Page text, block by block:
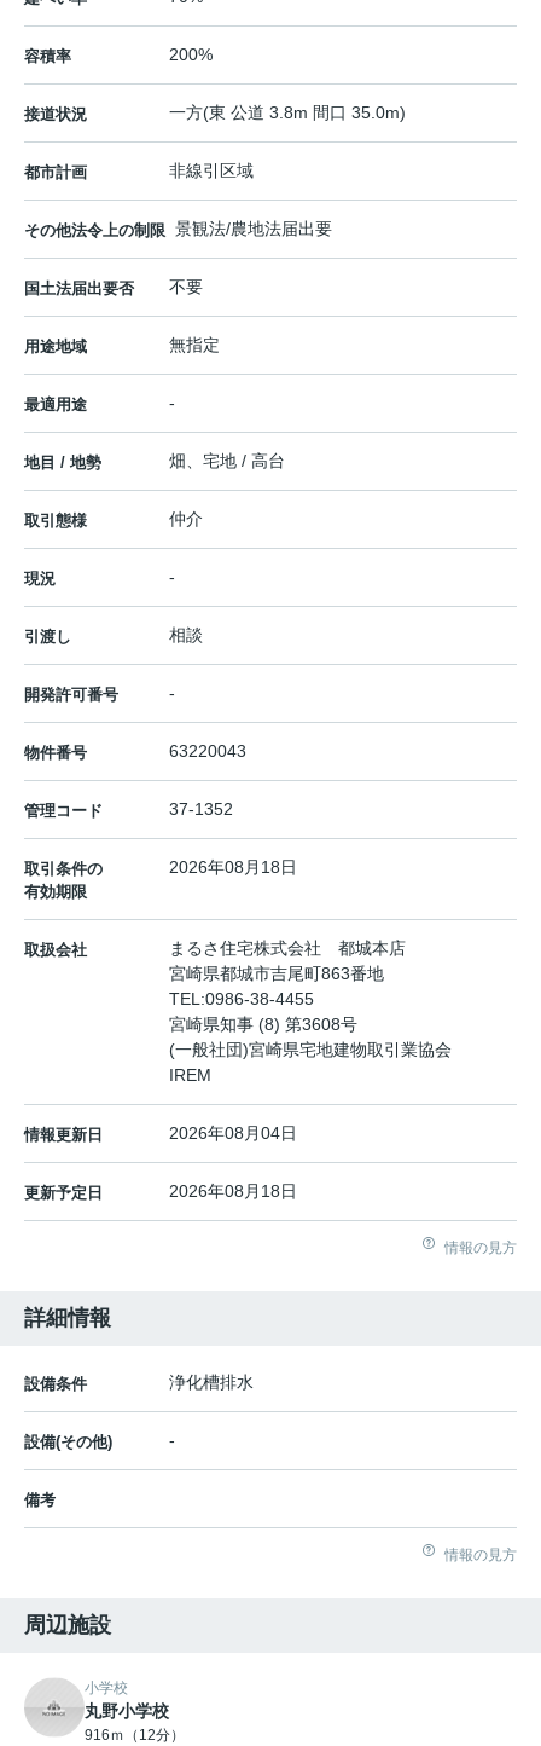
容積率 200%
接道状況 一方(東 公道 3.8m 間口 35.0m)
都市計画 非線引区域
その他法令上の制限 景観法/農地法届出要
国土法届出要否 不要
用途地域 無指定
最適用途 -
地目 / 地勢 畑、宅地 / 高台
取引態様 仲介
現況 -
引渡し 相談
開発許可番号 -
物件番号 63220043
管理コード 37-1352
取引条件の
有効期限
2026年08月18日
取扱会社
まるさ住宅株式会社 都城本店
宮崎県都城市吉尾町863番地
TEL:0986-38-4455
宮崎県知事 (8) 第3608号
(一般社団)宮崎県宅地建物取引業協会
IREM
情報更新日 2026年08月04日
更新予定日 2026年08月18日
情報の見方
詳細情報
設備条件 浄化槽排水
設備(その他) -
備考
情報の見方
周辺施設
小学校
丸野小学校
916ｍ（12分）